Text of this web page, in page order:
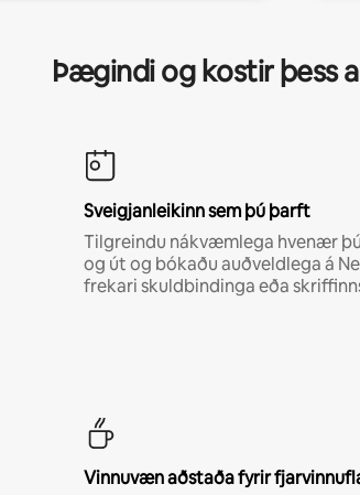
Þægindi og kostir þess
Sveigjanleikinn sem þú þarft
Tilgreindu nákvæmlega hvenær
og út og bókaðu auðveldlega á
frekari skuldbindinga eða
Vinnuvæn aðstaða fyrir